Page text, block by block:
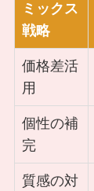
ミックス
戦略
価格差活
用
個性の補
完
質感の対